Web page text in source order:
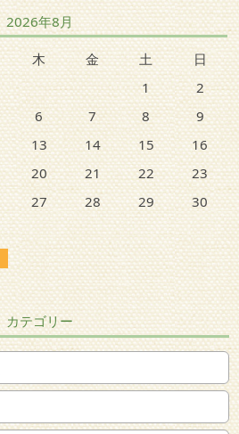
2026年8月
木 金 土 日
1
2
6 7 8
9
13 14 15
16
20 21 22
23
27 28 29
30
カテゴリー